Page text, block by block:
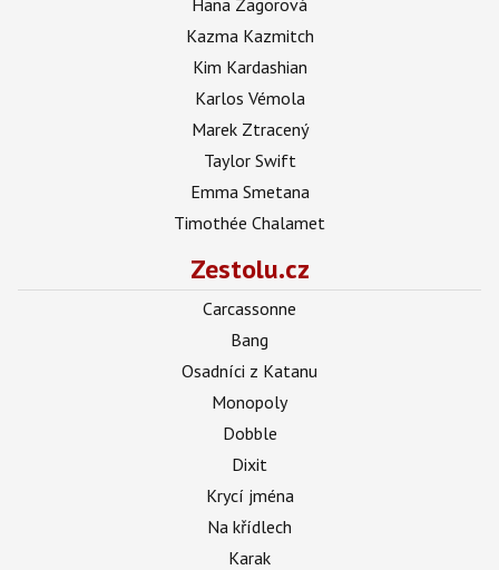
Kazma Kazmitch
Kim Kardashian
Karlos Vémola
Marek Ztracený
Taylor Swift
Emma Smetana
Timothée Chalamet
Zestolu.cz
Carcassonne
Bang
Osadníci z Katanu
Monopoly
Dobble
Dixit
Krycí jména
Na křídlech
Karak